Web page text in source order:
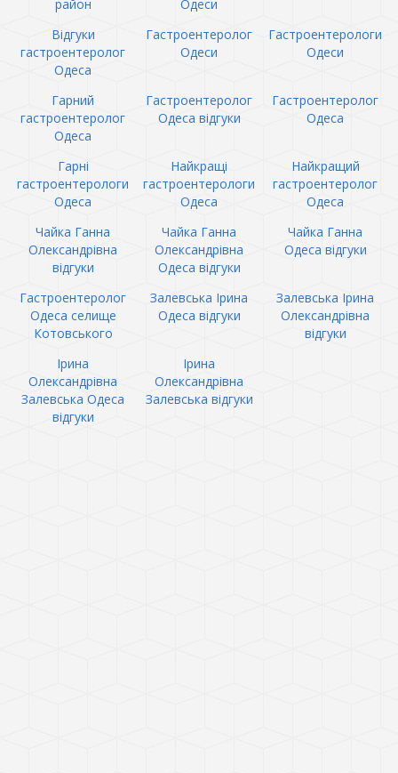
район
Одеси
Відгуки
гастроентеролог
Одеса
Гастроентеролог
Одеси
Гастроентерологи
Одеси
Гарний
гастроентеролог
Одеса
Гастроентеролог
Одеса відгуки
Гастроентеролог
Одеса
Гарні
гастроентерологи
Одеса
Найкращі
гастроентерологи
Одеса
Найкращий
гастроентеролог
Одеса
Чайка Ганна
Олександрівна
відгуки
Чайка Ганна
Олександрівна
Одеса відгуки
Чайка Ганна
Одеса відгуки
Гастроентеролог
Одеса селище
Котовського
Залевська Ірина
Одеса відгуки
Залевська Ірина
Олександрівна
відгуки
Ірина
Олександрівна
Залевська Одеса
відгуки
Ірина
Олександрівна
Залевська відгуки